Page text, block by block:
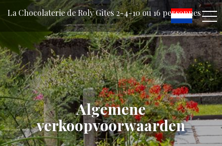
La Chocolaterie de Roly Gîtes 2-4-10 ou 16 personnes
Algemene
verkoopvoorwaarden